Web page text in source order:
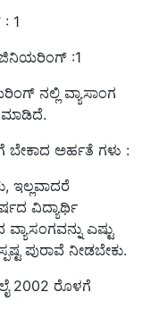
: 1
:1
ನಲ್ಲಿ ವ್ಯಾಸಾಂಗ
ಮಾಡಿದೆ.
ಅರ್ಹತೆ ಗಳು :
ಇಲ್ಲವಾದರೆ
ವಿದ್ಯಾರ್ಥಿ
ಎಷ್ಟು
ಪುರಾವೆ ನೀಡಬೇಕು.
2002 ರೊಳಗೆ